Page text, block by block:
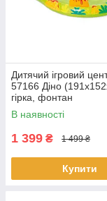
Дитячий ігровий
57166 Діно
гірка, фонтан
В наявності
1 399 ₴ 1 499 ₴
Купити